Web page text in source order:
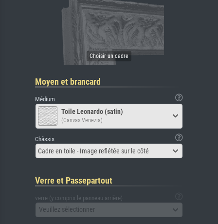
Moyen et brancard
Médium
Toile Leonardo (satin)
(Canvas Venezia)
Châssis
Cadre en toile - Image reflétée sur le côté
Verre et Passepartout
verre (y compris le panneau arrière)
Veuillez sélectionner